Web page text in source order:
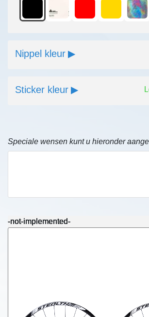
Nippel kleur
Sticker kleur
Speciale wensen kunt u hieronder
-not-implemented-
-not-implemented-
-not-implemented-
-not-implemented-